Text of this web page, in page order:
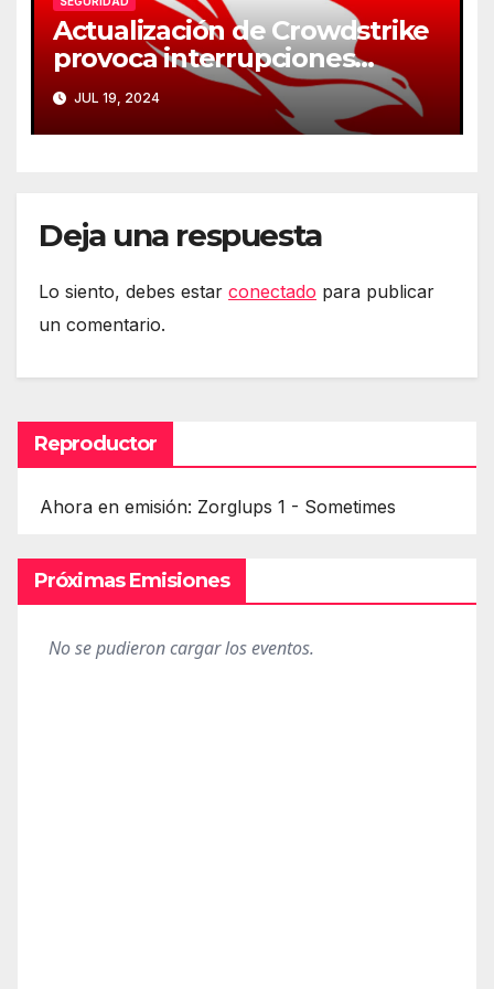
Actualización de Crowdstrike
provoca interrupciones
masivas en servicios críticos
JUL 19, 2024
Deja una respuesta
Lo siento, debes estar conectado para publicar
un comentario.
Reproductor
Ahora en emisión: Zorglups 1 - Sometimes
Próximas Emisiones